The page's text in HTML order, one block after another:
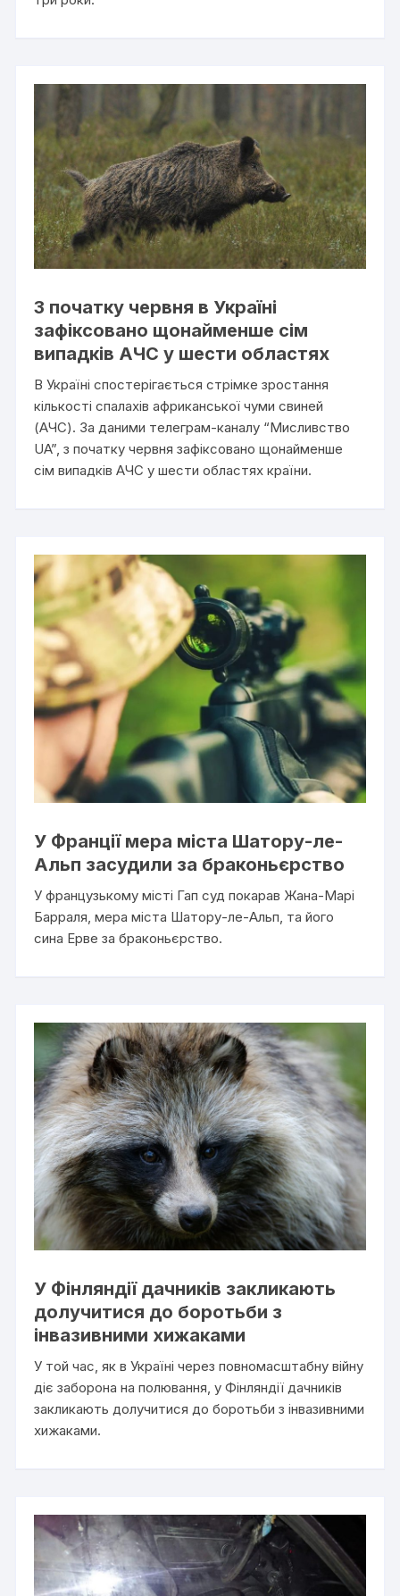
З початку червня в Україні
зафіксовано щонайменше сім
випадків АЧС у шести областях
В Україні спостерігається стрімке зростання
кількості спалахів африканської чуми свиней
(АЧС). За даними телеграм-каналу “Мисливство
UA”, з початку червня зафіксовано щонайменше
сім випадків АЧС у шести областях країни.
У Франції мера міста Шатору-ле-
Альп засудили за браконьєрство
У французькому місті Гап суд покарав Жана-Марі
Барраля, мера міста Шатору-ле-Альп, та його
сина Ерве за браконьєрство.
У Фінляндії дачників закликають
долучитися до боротьби з
інвазивними хижаками
У той час, як в Україні через повномасштабну війну
діє заборона на полювання, у Фінляндії дачників
закликають долучитися до боротьби з інвазивними
хижаками.